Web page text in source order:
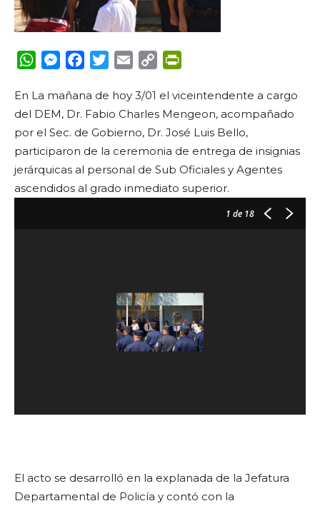
WhatsApp
Messenger
FacebookTwitterEmail Copy
En La mañana de hoy 3/01 el viceintendente a cargo
del DEM, Dr. Fabio Charles Mengeon, acompañado
por el Sec. de Gobierno, Dr. José Luis Bello,
participaron de la ceremonia de entrega de insignias
jerárquicas al personal de Sub Oficiales y Agentes
ascendidos al grado inmediato superior.
1 de 18
El acto se desarrolló en la explanada de la Jefatura
Departamental de Policía y contó con la